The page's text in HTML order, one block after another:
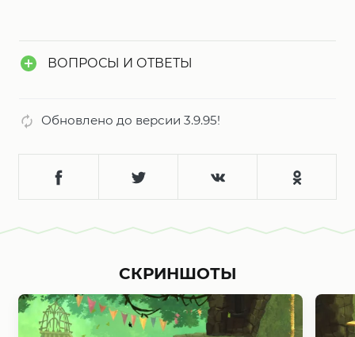
ВОПРОСЫ И ОТВЕТЫ
Обновлено до версии 3.9.95!
СКРИНШОТЫ